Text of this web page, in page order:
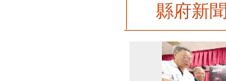
縣府新聞